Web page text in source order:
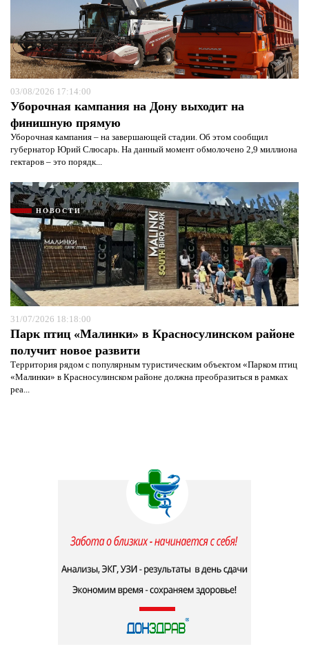
03/08/2026 17:14:00
Уборочная кампания на Дону выходит на
финишную прямую
Уборочная кампания – на завершающей стадии. Об этом сообщил
губернатор Юрий Слюсарь. На данный момент обмолочено 2,9 миллиона
гектаров – это порядк...
НОВОСТИ
31/07/2026 18:18:00
Парк птиц «Малинки» в Красносулинском районе
получит новое развити
Территория рядом с популярным туристическим объектом «Парком птиц
«Малинки» в Красносулинском районе должна преобразиться в рамках
реа...